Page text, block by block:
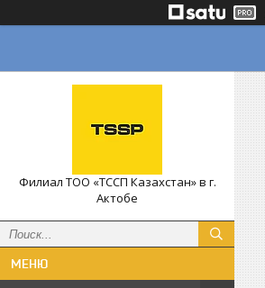
Филиал ТОО «ТССП Казахстан» в г.
Актобе